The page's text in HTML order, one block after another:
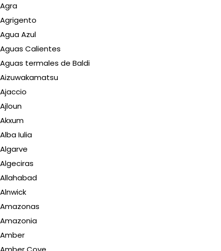
Agra
Agrigento
Agua Azul
Aguas Calientes
Aguas termales de Baldi
Aizuwakamatsu
Ajaccio
Ajloun
Akxum
Alba Iulia
Algarve
Algeciras
Allahabad
Alnwick
Amazonas
Amazonia
Amber